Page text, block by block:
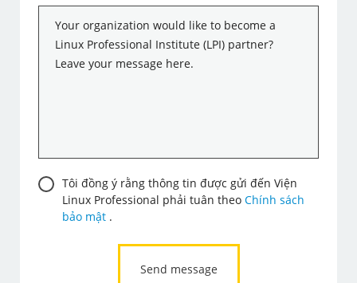
ConsentTôi đồng ý rằng thông tin được gửi đến Viện
Linux Professional phải tuân theoChính sách
bảo mật .